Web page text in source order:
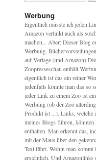
Werbung
Eigentlich müsste ich jeden
Amazon verlinkt auch als
machen... Aber: Dieser Blog
Werbung.
auf Verlage (und Amazon) Die
Zoopresseschau enthält
eigentlich ist das ein reiner
jedenfalls könnte man das so
jeder Link zu einem Zoo ist
Werbung (ob der Zoo
Produkt ist ...). Links, welche
meines Blogs führen, könnten
enthalten. Man erkennt das,
mit der Maus über den
Text fährt. Wohin man kommt
ersichtlich. Und Amazonlinks